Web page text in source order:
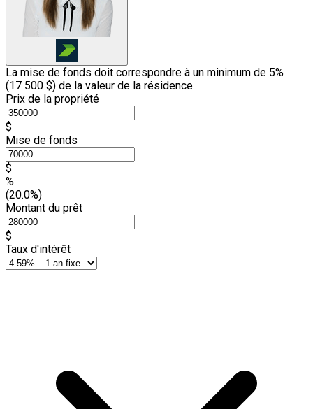
La mise de fonds doit correspondre à un minimum de 5%
(17 500 $) de la valeur de la résidence.
Prix de la propriété
$
Mise de fonds
$
%
(20.0%)
Montant du prêt
$
Taux d'intérêt